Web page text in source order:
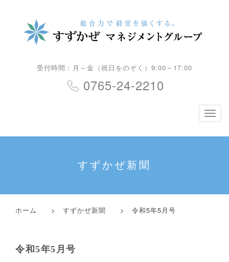
受付時間：月～金（祝日をのぞく）9:00～17:00
0765-24-2210
ナ
ゲ
すずかぜ新聞
ホーム > すずかぜ新聞 > 令和5年5月号
令和5年5月号